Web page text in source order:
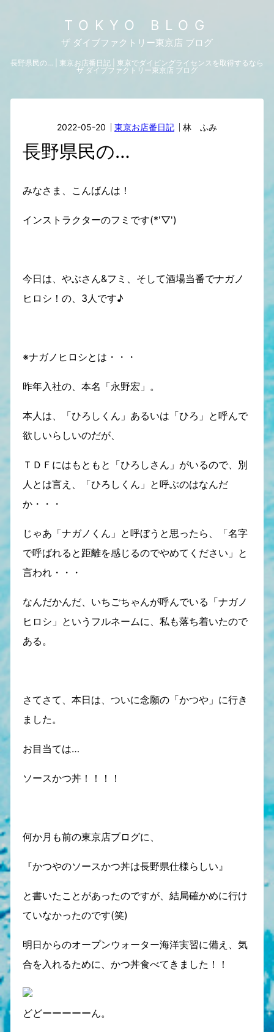
TOKYO BLOG
ザ ダイブファクトリー東京店 ブログ
長野県民の… | 東京お店番日記 | 東京でダイビングライセンスを取得するなら
ザ ダイブファクトリー東京店 ブログ
2022-05-20 東京お店番日記 林 ふみ
長野県民の…
みなさま、こんばんは！
インストラクターのフミです(*'▽')
今日は、やぶさん&フミ、そして酒場当番でナガノ
ヒロシ！の、3人です♪
※ナガノヒロシとは・・・
昨年入社の、本名「永野宏」。
本人は、「ひろしくん」あるいは「ひろ」と呼んで
欲しいらしいのだが、
ＴＤＦにはもともと「ひろしさん」がいるので、別
人とは言え、「ひろしくん」と呼ぶのはなんだ
か・・・
じゃあ「ナガノくん」と呼ぼうと思ったら、「名字
で呼ばれると距離を感じるのでやめてください」と
言われ・・・
なんだかんだ、いちごちゃんが呼んでいる「ナガノ
ヒロシ」というフルネームに、私も落ち着いたので
ある。
さてさて、本日は、ついに念願の「かつや」に行き
ました。
お目当ては…
ソースかつ丼！！！！
何か月も前の東京店ブログに、
『かつやのソースかつ丼は長野県仕様らしい』
と書いたことがあったのですが、結局確かめに行け
ていなかったのです(笑)
明日からのオープンウォーター海洋実習に備え、気
合を入れるために、かつ丼食べてきました！！
どどーーーーーん。